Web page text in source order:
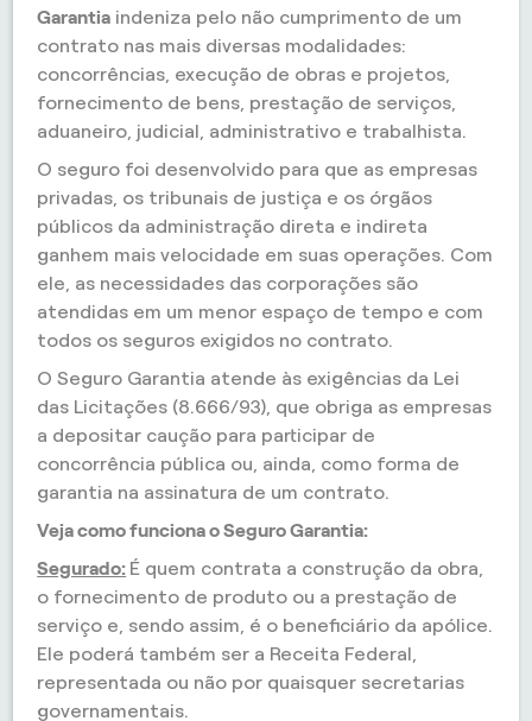
Garantia indeniza pelo não cumprimento de um
contrato nas mais diversas modalidades:
concorrências, execução de obras e projetos,
fornecimento de bens, prestação de serviços,
aduaneiro, judicial, administrativo e trabalhista.
O seguro foi desenvolvido para que as empresas
privadas, os tribunais de justiça e os órgãos
públicos da administração direta e indireta
ganhem mais velocidade em suas operações. Com
ele, as necessidades das corporações são
atendidas em um menor espaço de tempo e com
todos os seguros exigidos no contrato.
O Seguro Garantia atende às exigências da Lei
das Licitações (8.666/93), que obriga as empresas
a depositar caução para participar de
concorrência pública ou, ainda, como forma de
garantia na assinatura de um contrato.
Veja como funciona o Seguro Garantia:
Segurado: É quem contrata a construção da obra,
o fornecimento de produto ou a prestação de
serviço e, sendo assim, é o beneficiário da apólice.
Ele poderá também ser a Receita Federal,
representada ou não por quaisquer secretarias
governamentais.